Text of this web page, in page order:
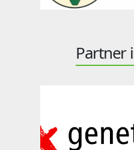
Partner